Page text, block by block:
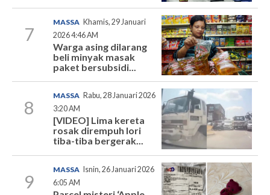
7
MASSA Khamis, 29 Januari
2026 4:46 AM
Warga asing dilarang
beli minyak masak
paket bersubsidi...
8
MASSA Rabu, 28 Januari 2026
3:20 AM
[VIDEO] Lima kereta
rosak dirempuh lori
tiba-tiba bergerak...
9
MASSA
Isnin, 26 Januari 2026
6:05 AM